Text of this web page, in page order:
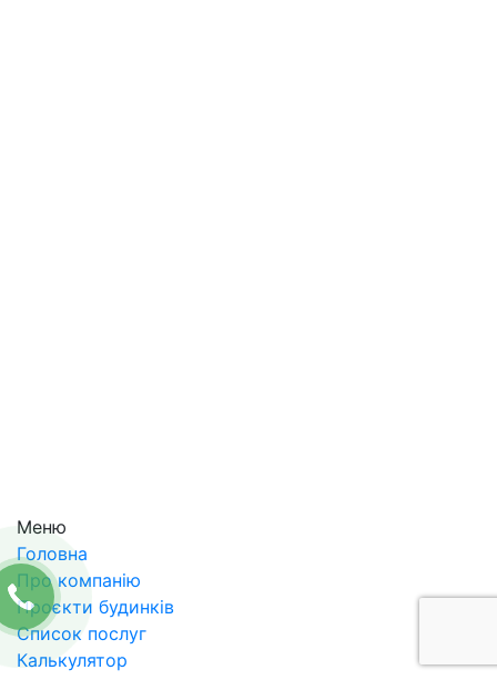
Меню
Головна
Про компанію
Проєкти будинків
Список послуг
Калькулятор